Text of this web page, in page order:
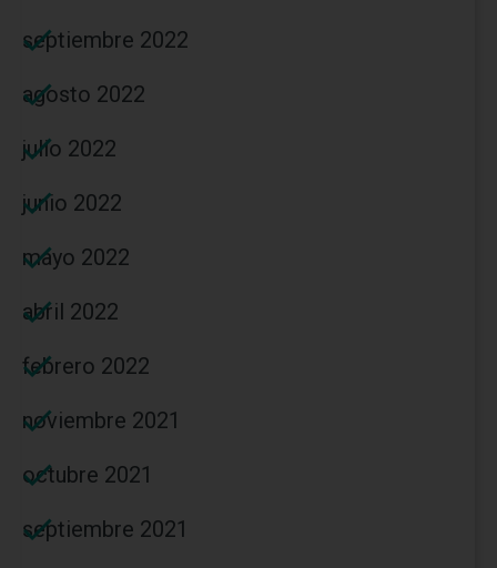
septiembre 2022
agosto 2022
julio 2022
junio 2022
mayo 2022
abril 2022
febrero 2022
noviembre 2021
octubre 2021
septiembre 2021